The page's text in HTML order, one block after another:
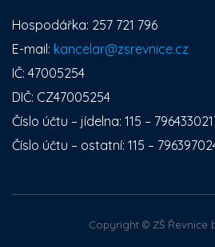
Hospodářka: 257 721 796
E-mail: kancelar@zsrevnice.cz
IČ: 47005254
DIČ: CZ47005254
Číslo účtu – jídelna: 115 –
Číslo účtu – ostatní: 115 –
Copyright © ZŠ Řevnice